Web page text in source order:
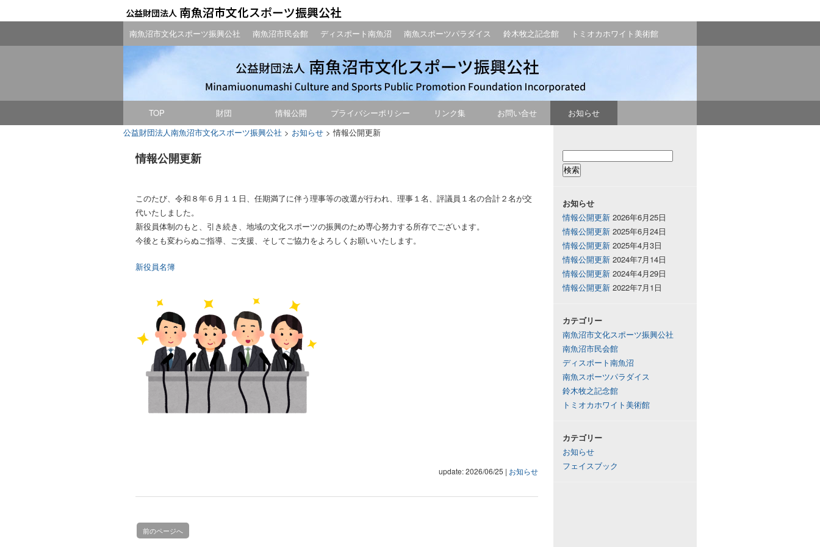
南魚沼市文化スポーツ振興公社 南魚沼市民会館 ディスポート南魚沼 南魚スポーツパラダイス 鈴木牧之記念館 トミオカホワイト美術館
TOP 財団 情報公開 プライバシーポリシー リンク集 お問い合せ
お知らせ
公益財団法人南魚沼市文化スポーツ振興公社 > お知らせ >情報公開更新
情報公開更新
このたび、令和８年６月１１日、任期満了に伴う理事等の改選が行われ、理事１名、評議員１名の合計２名が交
代いたしました。
新役員体制のもと、引き続き、地域の文化スポーツの振興のため専心努力する所存でございます。
今後とも変わらぬご指導、ご支援、そしてご協力をよろしくお願いいたします。
新役員名簿
update: 2026/06/25 | お知らせ
前のページへ
お知らせ
情報公開更新 2026年6月25日
情報公開更新 2025年6月24日
情報公開更新 2025年4月3日
情報公開更新 2024年7月14日
情報公開更新 2024年4月29日
情報公開更新 2022年7月1日
カテゴリー
南魚沼市文化スポーツ振興公社
南魚沼市民会館
ディスポート南魚沼
南魚スポーツパラダイス
鈴木牧之記念館
トミオカホワイト美術館
カテゴリー
お知らせ
フェイスブック